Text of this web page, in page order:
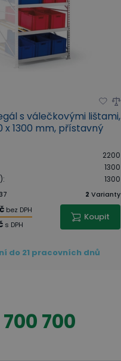
s válečkovými lištami,
x 1300 mm, přístavný
2200
1300
: 1300
2 Varianty
bez DPH
s DPH
Koupit
do 21 pracovních dnů
700